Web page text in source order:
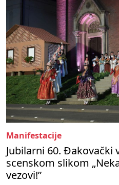
Manifestacije
Jubilarni 60. Đakovački
scenskom slikom
vezovi!”